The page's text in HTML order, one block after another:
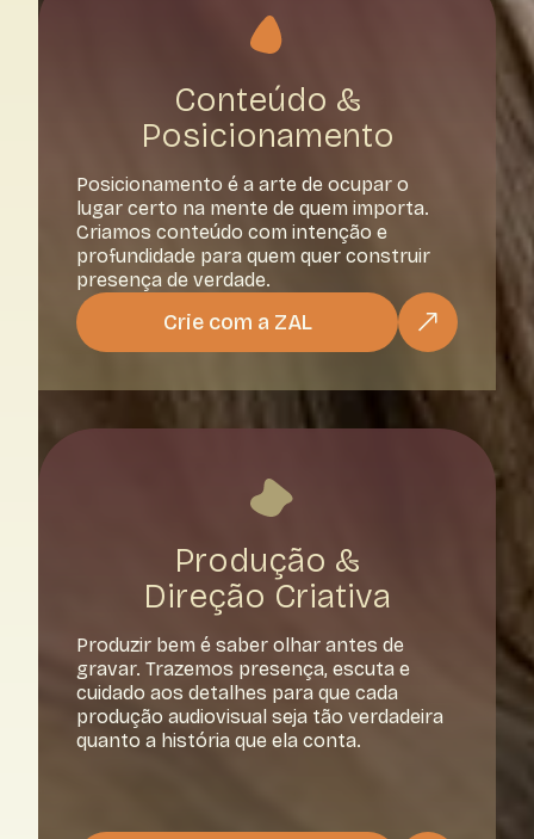
Conteúdo &
Posicionamento
Posicionamento é a arte de ocupar o
lugar certo na mente de quem importa.
Criamos conteúdo com intenção e
profundidade para quem quer construir
presença de verdade.
Crie com a ZAL
Produção &
Direção Criativa
Produzir bem é saber olhar antes de
gravar. Trazemos presença, escuta e
cuidado aos detalhes para que cada
produção audiovisual seja tão verdadeira
quanto a história que ela conta.